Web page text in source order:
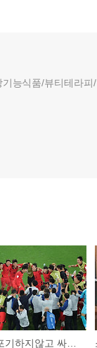
능식품/뷰티테라피